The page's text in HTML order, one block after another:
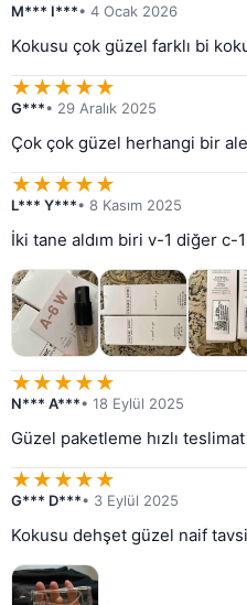
M*** I***• 4 Ocak 2026
Kokusu çok güzel farklı bi
★★★★★
G***• 29 Aralık 2025
Çok çok güzel herhangi bir
★★★★★
L*** Y***• 8 Kasım 2025
İki tane aldım biri v-1 diğer c-
★★★★★
N*** A***• 18 Eylül 2025
Güzel paketleme hızlı
★★★★★
G*** D***• 3 Eylül 2025
Kokusu dehşet güzel naif